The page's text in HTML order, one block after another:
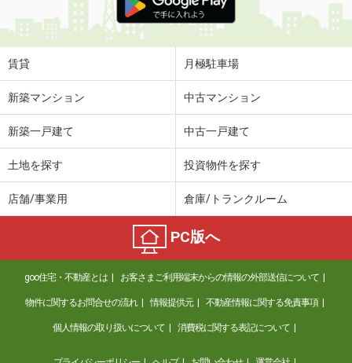
価 格
5.20万円
住 所
北海道札幌市豊平区平岸二条８丁目
専有面積
北海道札幌市北区屯田四条３丁目
5.50万円
北海道札幌市南区真駒内曙町４丁目
6万円
住 所
北海道札幌市南区真駒内曙町４丁目
専有面積 55.48m²
間取り
2LDK
北海道札幌市東区北二十条東１６丁目
賃貸 月極駐車場
新築マンション 中古マンション
新築一戸建て 中古一戸建て
土地を探す 投資物件を探す
店舗/事業用 倉庫/トランクルーム
PC版へ
goo住宅・不動産とは お客さまご利用端末からの情報の外部送信について
物件に関するお問合せの流れ 情報提供元 不動産情報に関する免責事項
個人情報の取り扱いについて 消費税に関する表記について